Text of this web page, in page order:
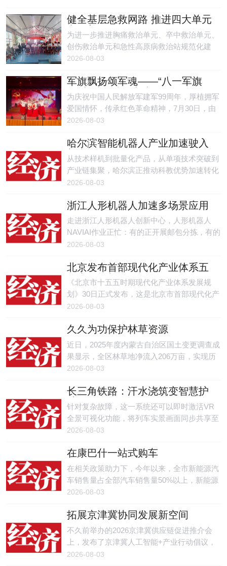
障。截至7月30日，累计开办14期重点培训
班，参训干部500余人次。
健全基层急救网路 推进四大单元
宣传普及工作
为进一步推进胸痛救治单元、卒中救治单元、
创伤救治单元和急性高原病救治站规范化建
设，提升辖区居民、工矿职工对各类急性危重
治“最先一公里”，8月1日，茫崖镇卫生院组织
辖区群众开展胸痛、卒中、创伤单元以及急性
高原病救治站建设宣传活动。
2026-08-03
军旗飘扬颂军魂——“八一军旗
红”音乐会精彩上演
为庆祝中国人民解放军建军99周年，厚植拥军
爱国情怀，传承红色革命精神，7月30日，由
古县老干部局、老年大学联合主办的“八一军
齐聚舞台，以歌舞、器乐、朗诵等多种艺术形
式唱响红色经典，用动人旋律致敬人民子弟
兵，献上一场饱含家国情怀的文艺盛宴。
2026-08-03
哈尔滨智能机器人产业加速驶入
新赛道
从技术样机到批量化产品，从单项技术突破到
产业链集聚，哈尔滨正推动科教优势加速转化
为发展动能，让更多机器人科技成果就地转
2026-08-03
浙江人形机器人加速多场景应用
走进浙江人形机器人创新中心，人形机器人
NAVIAI作业正忙：有的正开展邮包分拣，有的
来回运动进行电路板涂覆，有的忙着熨衣服。
2026-08-03
北京发布首部现代化产业体系五
年专项规划
《北京市十五五时期现代化产业体系发展规
划》30日正式发布，这是北京市首部现代化产
业体系五年专项规划。
2026-08-03
久久为功保护林草资源
近日，2025年度内蒙古自治区国土变更调查成
果显示，全区林草地净流入206万亩，实现历
史上首次林草地面积由减少转为恢复性增长，
2026-08-03
长三角铁路：汗水浇筑变智慧护
航
针对复杂故障，这一系统还可以即时激活VR
全景可视化功能，将列车实景画面同步共享至
地勤、乘务与后方专家终端，打破过去信息不
2026-08-03
在康巴什一站式购车
在相关政策助力下，今年以来，全市新能源汽
车销售量占全部汽车销售量50%以上，新能源
汽车零售企业占比达50%左右，新引进新能源
西等地的新能源汽车销售集聚区。
2026-08-03
拓展京津冀协同发展新空间
不久前举办的2026京津冀供应链促进推介会
上，发布了京津冀人工智能+产业行动倡议，
助力京津冀打造具有全球影响力的AI创新高地
2026-08-03